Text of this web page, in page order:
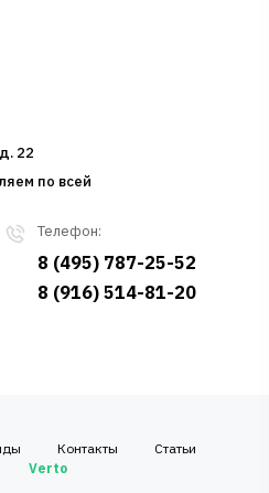
Телефон:
8 (495) 787-25-52
8 (916) 514-81-20
22
по всей
Контакты
Статьи
Verto